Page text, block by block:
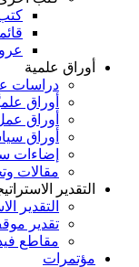
كتب
أوراق علمية
دراسات
أوراق
أوراق
أوراق
إضاءات
مقالات
التقدير
التقدير
تقدير
مقاطع
مؤتمرات